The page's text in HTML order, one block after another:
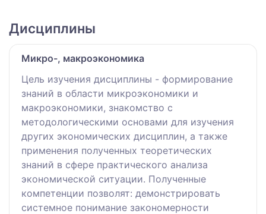
Дисциплины
Микро-, макроэкономика
Цель изучения дисциплины - формирование
знаний в области микроэкономики и
макроэкономики, знакомство с
методологическими основами для изучения
других экономических дисциплин, а также
применения полученных теоретических
знаний в сфере практического анализа
экономической ситуации. Полученные
компетенции позволят: демонстрировать
системное понимание закономерности